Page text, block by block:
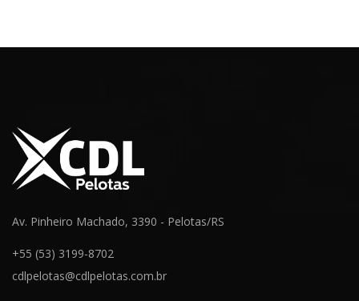
Post
Av. Pinheiro Machado, 3390 - Pelotas/RS
+55 (53) 3199-8702
cdlpelotas@cdlpelotas.com.br